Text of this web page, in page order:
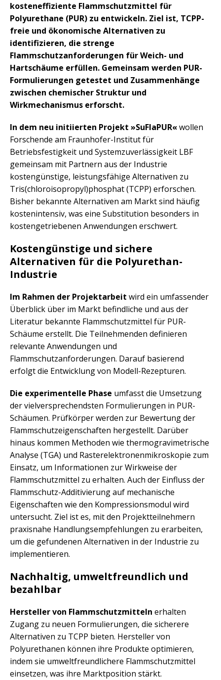
kosteneffiziente Flammschutzmittel für
Polyurethane (PUR) zu entwickeln. Ziel ist, TCPP-
freie und ökonomische Alternativen zu
identifizieren, die strenge
Flammschutzanforderungen für Weich- und
Hartschäume erfüllen. Gemeinsam werden PUR-
Formulierungen getestet und Zusammenhänge
zwischen chemischer Struktur und
Wirkmechanismus erforscht.
In dem neu initiierten Projekt »SuFlaPUR«wollen
Forschende am Fraunhofer-Institut für
Betriebsfestigkeit und Systemzuverlässigkeit LBF
gemeinsam mit Partnern aus der Industrie
kostengünstige, leistungsfähige Alternativen zu
Tris(chloroisopropyl)phosphat (TCPP) erforschen.
Bisher bekannte Alternativen am Markt sind häufig
kostenintensiv, was eine Substitution besonders in
kostengetriebenen Anwendungen erschwert.
Kostengünstige und sichere
Alternativen für die Polyurethan-
Industrie
Im Rahmen der Projektarbeit wird ein umfassender
Überblick über im Markt befindliche und aus der
Literatur bekannte Flammschutzmittel für PUR-
Schäume erstellt. Die Teilnehmenden definieren
relevante Anwendungen und
Flammschutzanforderungen. Darauf basierend
erfolgt die Entwicklung von Modell-Rezepturen.
Die experimentelle Phase umfasst die Umsetzung
der vielversprechendsten Formulierungen in PUR-
Schäumen. Prüfkörper werden zur Bewertung der
Flammschutzeigenschaften hergestellt. Darüber
hinaus kommen Methoden wie thermogravimetrische
Analyse (TGA) und Rasterelektronenmikroskopie zum
Einsatz, um Informationen zur Wirkweise der
Flammschutzmittel zu erhalten. Auch der Einfluss der
Flammschutz-Additivierung auf mechanische
Eigenschaften wie den Kompressionsmodul wird
untersucht. Ziel ist es, mit den Projektteilnehmern
praxisnahe Handlungsempfehlungen zu erarbeiten,
um die gefundenen Alternativen in der Industrie zu
implementieren.
Nachhaltig, umweltfreundlich und
bezahlbar
Hersteller von Flammschutzmitteln erhalten
Zugang zu neuen Formulierungen, die sicherere
Alternativen zu TCPP bieten. Hersteller von
Polyurethanen können ihre Produkte optimieren,
indem sie umweltfreundlichere Flammschutzmittel
einsetzen, was ihre Marktposition stärkt.